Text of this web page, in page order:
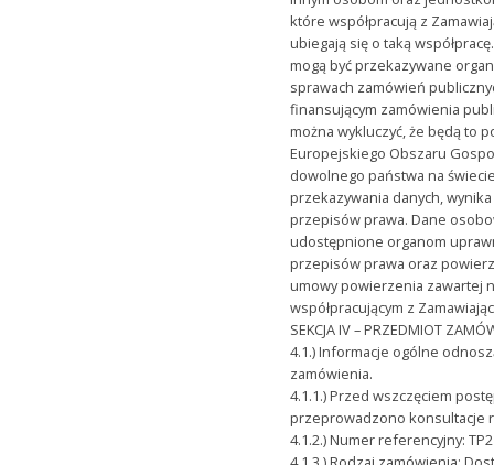
które współpracują z
ubiegają się o taką
mogą być przekazywane
sprawach zamówień
finansującym zamówienia
można wykluczyć, że będą to
Europejskiego Obszaru
dowolnego państwa na
przekazywania danych,
przepisów prawa. Dane
udostępnione organom
przepisów prawa oraz
umowy powierzenia zawartej
współpracującym z
SEKCJA IV – PRZEDMIOT
4.1.) Informacje ogólne
zamówienia.
4.1.1.) Przed wszczęciem
przeprowadzono konsultacje
4.1.2.) Numer referencyjny: